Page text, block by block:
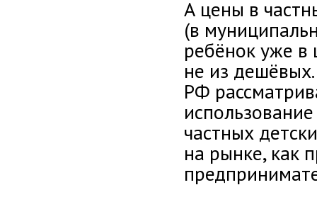
А цены в
(в
ребёнок уже в
не из
РФ
частных
на рынке, как